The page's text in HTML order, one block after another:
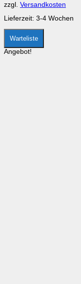
der
Produktseite
gewählt
werden
zzgl. Versandkosten
Lieferzeit: 3-4 Wochen
Warteliste
Angebot!